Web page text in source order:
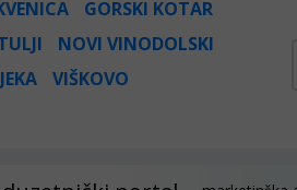
GORSKI KOTAR
NOVI VINODOLSKI
VIŠKOVO